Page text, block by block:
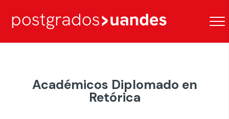
Académicos Diplomado en
Retórica